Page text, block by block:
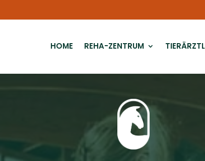
HOME REHA-ZENTRUM